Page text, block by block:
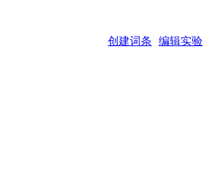
创建词条 编辑实验